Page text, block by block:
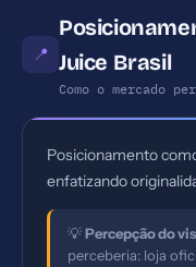
📍 Juice Brasil
Como o mercado
Posicionamento
enfatizando
💡Percepção do
perceberia: loja